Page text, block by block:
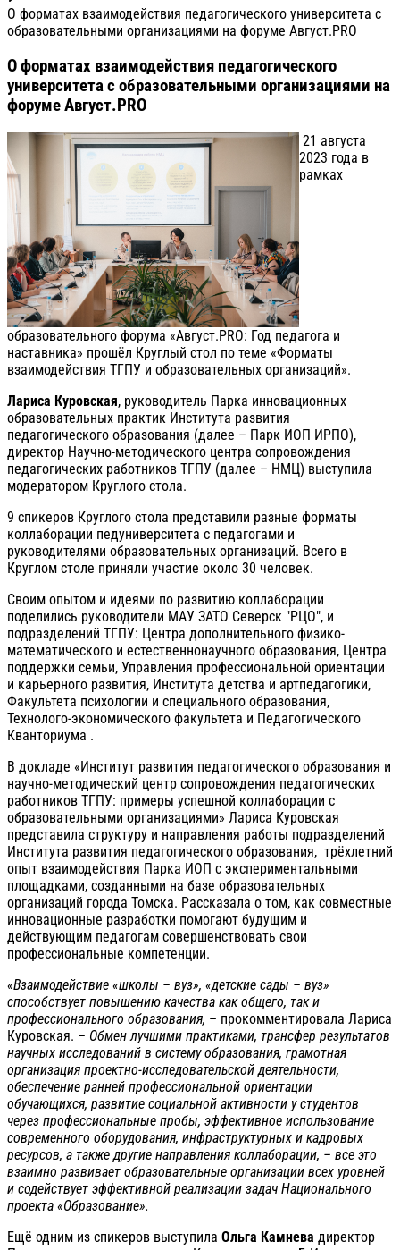
О форматах взаимодействия педагогического университета с
образовательными организациями на форуме Август.PRO
О форматах взаимодействия педагогического
университета с образовательными организациями на
форуме Август.PRO
21 августа
2023 года в
рамках
образовательного форума «Август.PRO: Год педагога и
наставника» прошёл Круглый стол по теме «Форматы
взаимодействия ТГПУ и образовательных организаций».
Лариса Куровская, руководитель Парка инновационных
образовательных практик Института развития
педагогического образования (далее – Парк ИОП ИРПО),
директор Научно-методического центра сопровождения
педагогических работников ТГПУ (далее – НМЦ) выступила
модератором Круглого стола.
9 спикеров Круглого стола представили разные форматы
коллаборации педуниверситета с педагогами и
руководителями образовательных организаций. Всего в
Круглом столе приняли участие около 30 человек.
Своим опытом и идеями по развитию коллаборации
поделились руководители МАУ ЗАТО Северск "РЦО", и
подразделений ТГПУ: Центра дополнительного физико-
математического и естественнонаучного образования, Центра
поддержки семьи, Управления профессиональной ориентации
и карьерного развития, Института детства и артпедагогики,
Факультета психологии и специального образования,
Технолого-экономического факультета и Педагогического
Кванториума .
В докладе «Институт развития педагогического образования и
научно-методический центр сопровождения педагогических
работников ТГПУ: примеры успешной коллаборации с
образовательными организациями» Лариса Куровская
представила структуру и направления работы подразделений
Института развития педагогического образования, трёхлетний
опыт взаимодействия Парка ИОП с экспериментальными
площадками, созданными на базе образовательных
организаций города Томска. Рассказала о том, как совместные
инновационные разработки помогают будущим и
действующим педагогам совершенствовать свои
профессиональные компетенции.
«Взаимодействие «школы – вуз», «детские сады – вуз»
способствует повышению качества как общего, так и
профессионального образования, – прокомментировала Лариса
Куровская. – Обмен лучшими практиками, трансфер результатов
научных исследований в систему образования, грамотная
организация проектно-исследовательской деятельности,
обеспечение ранней профессиональной ориентации
обучающихся, развитие социальной активности у студентов
через профессиональные пробы, эффективное использование
современного оборудования, инфраструктурных и кадровых
ресурсов, а также другие направления коллаборации, – все это
взаимно развивает образовательные организации всех уровней
и содействует эффективной реализации задач Национального
проекта «Образование».
Ещё одним из спикеров выступила Ольга Камнева директор